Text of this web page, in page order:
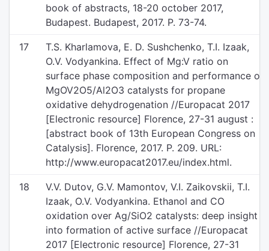
book of abstracts, 18-20 october 2017,
Budapest. Budapest, 2017. P. 73-74.
17
T.S. Kharlamova, E. D. Sushchenko, T.I. Izaak,
O.V. Vodyankina. Effect of Mg:V ratio on
surface phase composition and performance of
MgOV2O5/Al2O3 catalysts for propane
oxidative dehydrogenation //Europacat 2017
[Electronic resource] Florence, 27-31 august :
[abstract book of 13th European Congress on
Catalysis]. Florence, 2017. P. 209. URL:
http://www.europacat2017.eu/index.html.
18
V.V. Dutov, G.V. Mamontov, V.I. Zaikovskii, T.I.
Izaak, O.V. Vodyankina. Ethanol and CO
oxidation over Ag/SiO2 catalysts: deep insight
into formation of active surface //Europacat
2017 [Electronic resource] Florence, 27-31